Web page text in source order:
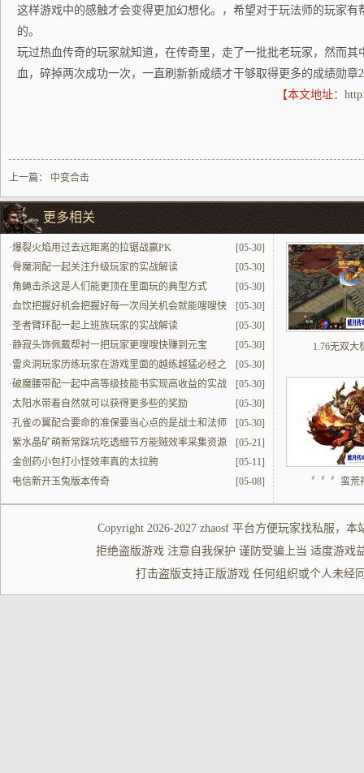
这样游戏中的感触才会变得更加幻想化。，希望对于玩法师的玩家
的。
玩过热血传奇的玩家就知道，在传奇里，走了一批批老玩家，然而其
血，碎掉两次成功一次，一直刷新新成绩才干够取得更多的成绩勋章
【本文地址：
上一篇： 中变合击
更多相关
[05-30]
·爆裂火焰用过去远距离的拉锯战赢PK
[05-30]
·骨魔洞配一起关注升级玩家的实战解读
[05-30]
·角蝇击杀这是人们能更顶在里面玩的典型方式
[05-30]
·血饮把握好机会把握好每一次闯关机会就能嗖嗖快
提升
[05-30]
·圣者臂环配一起上班族玩家的实战解读
[05-30]
·静寂头饰佩戴帮衬一把玩家更嗖嗖快赚到元宝
[05-30]
·雷炎洞玩家历练玩家在游戏里面的越练越猛必经之
地
[05-30]
·破魔腰带配一起中高等级技能书实现高收益的实战
解读
[05-30]
·太阳水带着自然就可以获得更多些的奖励
[05-30]
·孔雀の翼配合要命的准保要当心点的是战士和法师
的配合
[05-21]
·紫水晶矿萌新常踩坑吃透细节方能贼效率采集资源
[05-11]
·金创药小包打小怪效率真的太拉胯
[05-08]
·电信新开玉兔版本传奇
1.76无双大
〞〞〞蛮荒
Copyright 2026-2027 zhaosf平台方便玩家找私服 ，本
拒绝盗版游戏 注意自我保护 谨防受骗上当 适度游戏
打击盗版支持正版游戏 任何组织或个人未经